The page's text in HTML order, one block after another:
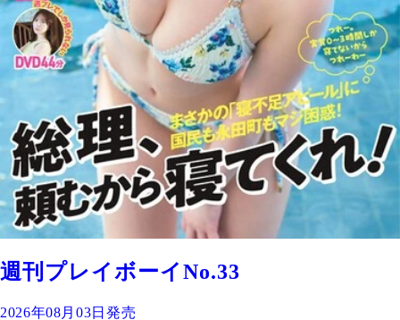
週刊プレイボーイNo.33
2026年08月03日発売